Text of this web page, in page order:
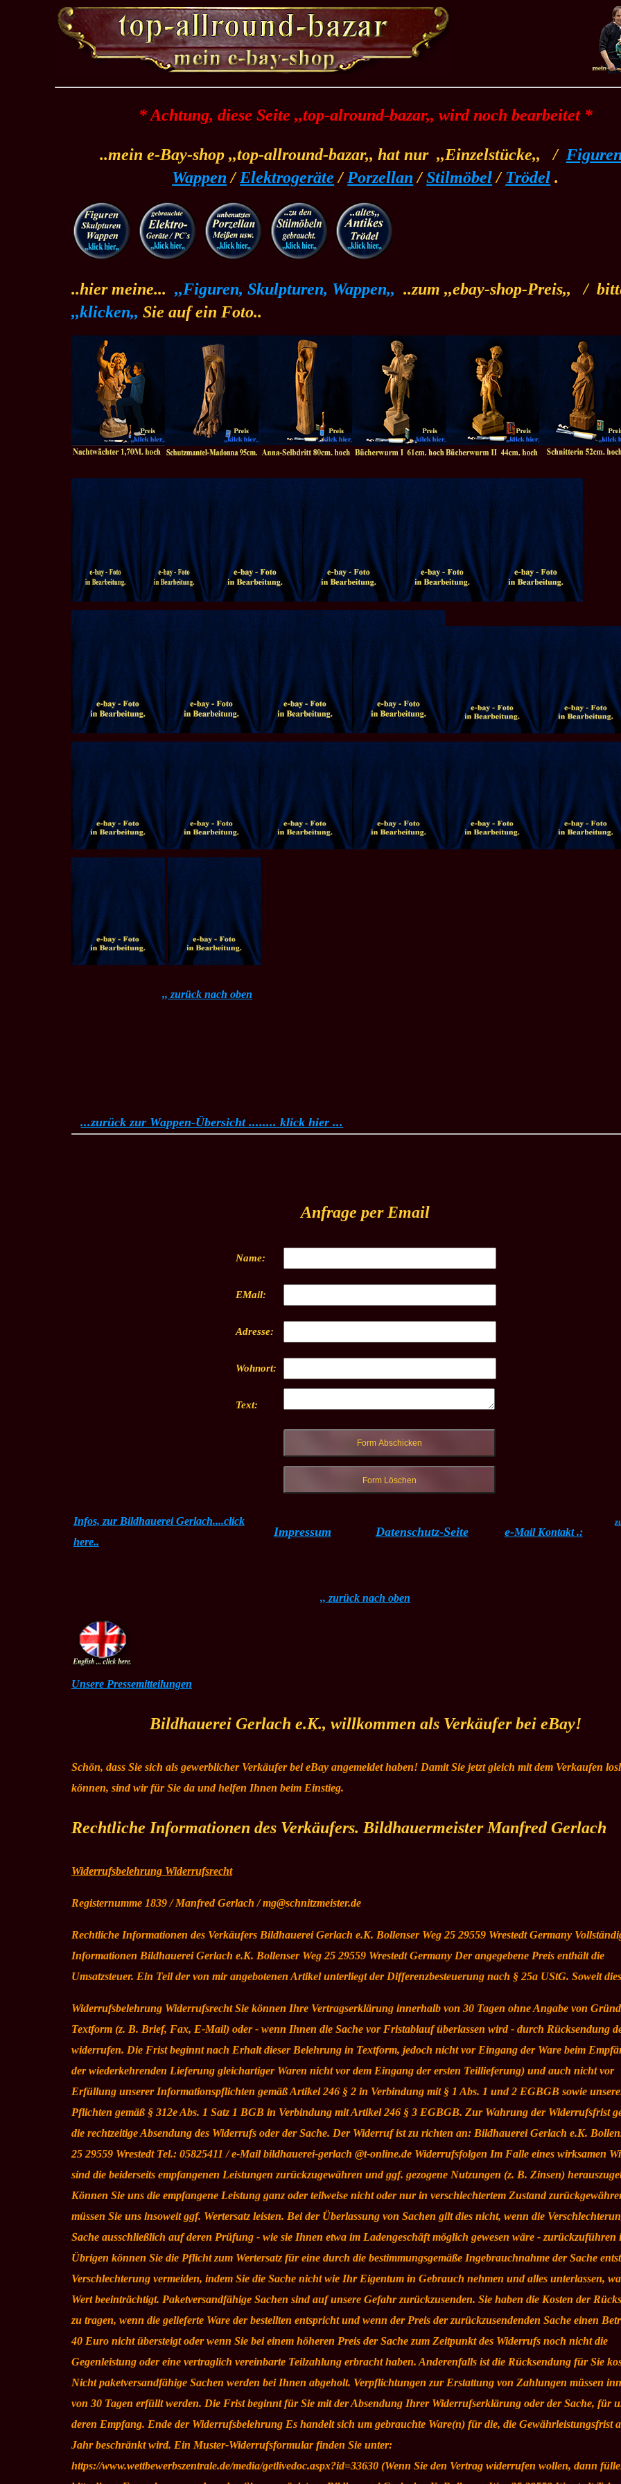
* Achtung, diese Seite ,,top-alround-bazar,, wird noch bearbeitet *
..mein e-Bay-shop ,,top-allround-bazar,, hat nur ,,Einzelstücke,, /.. Figuren
Wappen/Elektrogeräte/Porzellan/Stilmöbel/ Trödel .
..hier meine... ,,Figuren, Skulpturen, Wappen,, ..zum ,,ebay-shop-Preis,, /
,,klicken,, Sie auf ein Foto..
,, zurück nach oben
...zurück zur Wappen-Übersicht ........ klick hier ...
Anfrage per Email
Name:
EMail:
Adresse:
Wohnort:
Text:
Infos, zur Bildhauerei Gerlach....click
here..
Impressum Datenschutz-Seite e-Mail Kontakt .:
,, zurück nach oben
Unsere Pressemitteilungen
Bildhauerei Gerlach e.K., willkommen als Verkäufer bei eBay!
Schön, dass Sie sich als gewerblicher Verkäufer bei eBay angemeldet haben! Damit Sie jetzt gleich mit dem Verkaufen
können, sind wir für Sie da und helfen Ihnen beim Einstieg.
Rechtliche Informationen des Verkäufers. Bildhauermeister Manfred Gerlach
Widerrufsbelehrung Widerrufsrecht
Registernumme 1839 / Manfred Gerlach / mg@schnitzmeister.de
Rechtliche Informationen des Verkäufers Bildhauerei Gerlach e.K. Bollenser Weg 25 29559 Wrestedt Germany
Informationen Bildhauerei Gerlach e.K. Bollenser Weg 25 29559 Wrestedt Germany Der angegebene Preis enthält die
Umsatzsteuer. Ein Teil der von mir angebotenen Artikel unterliegt der Differenzbesteuerung nach § 25a UStG. Soweit
Widerrufsbelehrung Widerrufsrecht Sie können Ihre Vertragserklärung innerhalb von 30 Tagen ohne Angabe von
Textform (z. B. Brief, Fax, E-Mail) oder - wenn Ihnen die Sache vor Fristablauf überlassen wird - durch Rücksendung
widerrufen. Die Frist beginnt nach Erhalt dieser Belehrung in Textform, jedoch nicht vor Eingang der Ware beim
der wiederkehrenden Lieferung gleichartiger Waren nicht vor dem Eingang der ersten Teillieferung) und auch nicht vor
Erfüllung unserer Informationspflichten gemäß Artikel 246 § 2 in Verbindung mit § 1 Abs. 1 und 2 EGBGB sowie
Pflichten gemäß § 312e Abs. 1 Satz 1 BGB in Verbindung mit Artikel 246 § 3 EGBGB. Zur Wahrung der Widerrufsfrist
die rechtzeitige Absendung des Widerrufs oder der Sache. Der Widerruf ist zu richten an: Bildhauerei Gerlach e.K.
25 29559 Wrestedt Tel.: 05825411 / e-Mail bildhauerei-gerlach @t-online.de Widerrufsfolgen Im Falle eines wirksamen
sind die beiderseits empfangenen Leistungen zurückzugewähren und ggf. gezogene Nutzungen (z. B. Zinsen)
Können Sie uns die empfangene Leistung ganz oder teilweise nicht oder nur in verschlechtertem Zustand
müssen Sie uns insoweit ggf. Wertersatz leisten. Bei der Überlassung von Sachen gilt dies nicht, wenn die
Sache ausschließlich auf deren Prüfung - wie sie Ihnen etwa im Ladengeschäft möglich gewesen wäre - zurückzuführen
Übrigen können Sie die Pflicht zum Wertersatz für eine durch die bestimmungsgemäße Ingebrauchnahme der Sache
Verschlechterung vermeiden, indem Sie die Sache nicht wie Ihr Eigentum in Gebrauch nehmen und alles unterlassen,
Wert beeinträchtigt. Paketversandfähige Sachen sind auf unsere Gefahr zurückzusenden. Sie haben die Kosten der
zu tragen, wenn die gelieferte Ware der bestellten entspricht und wenn der Preis der zurückzusendenden Sache einen
40 Euro nicht übersteigt oder wenn Sie bei einem höheren Preis der Sache zum Zeitpunkt des Widerrufs noch nicht die
Gegenleistung oder eine vertraglich vereinbarte Teilzahlung erbracht haben. Anderenfalls ist die Rücksendung für Sie
Nicht paketversandfähige Sachen werden bei Ihnen abgeholt. Verpflichtungen zur Erstattung von Zahlungen müssen
von 30 Tagen erfüllt werden. Die Frist beginnt für Sie mit der Absendung Ihrer Widerrufserklärung oder der Sache, für
deren Empfang. Ende der Widerrufsbelehrung Es handelt sich um gebrauchte Ware(n) für die, die Gewährleistungsfrist
Jahr beschränkt wird. Ein Muster-Widerrufsformular finden Sie unter:
https://www.wettbewerbszentrale.de/media/getlivedoc.aspx?id=33630 (Wenn Sie den Vertrag widerrufen wollen, dann